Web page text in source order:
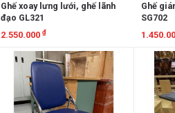
Ghế xoay lưng lưới, ghế lãnh
đạo GL321
2.550.000 ₫
Xem chi tiết
Ghế
SG702
Xem